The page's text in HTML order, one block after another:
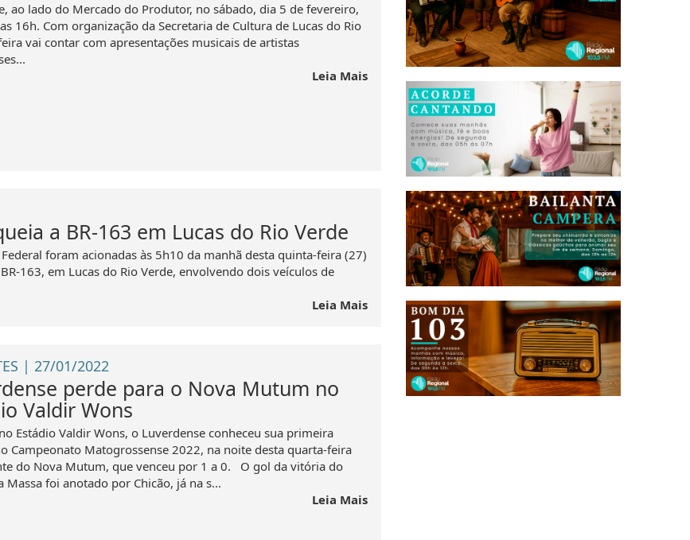
ao lado do Mercado do Produtor, no sábado, dia 5 de fevereiro,
16h. Com organização da Secretaria de Cultura de Lucas do Rio
vai contar com apresentações musicais de artistas
Leia Mais
a BR-163 em Lucas do Rio Verde
foram acionadas às 5h10 da manhã desta quinta-feira (27)
163, em Lucas do Rio Verde, envolvendo dois veículos de
Leia Mais
| 27/01/2022
perde para o Nova Mutum no
Valdir Wons
Estádio Valdir Wons, o Luverdense conheceu sua primeira
Campeonato Matogrossense 2022, na noite desta quarta-feira
do Nova Mutum, que venceu por 1 a 0. O gol da vitória do
Massa foi anotado por Chicão, já na s...
Leia Mais